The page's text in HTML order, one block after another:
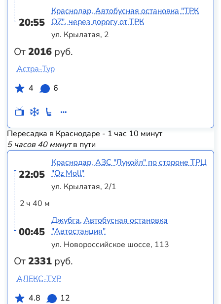
20:55
От2016 руб.
Краснодар, Автобусная остановка "ТРК
OZ", через дорогу от ТРК
ул. Крылатая, 2
Астра-Тур
4
6
Пересадка в Краснодаре - 1 час 10 минут
5 часов 40 минутв пути
22:05
2 ч 40 м
00:45
От2331 руб.
Краснодар, АЗС "Лукойл" по стороне ТРЦ
"Оz Moll"
ул. Крылатая, 2/1
Джубга, Автобусная остановка
"Автостанция"
ул. Новороссийское шоссе, 113
АЛЕКС-ТУР
4.8
12